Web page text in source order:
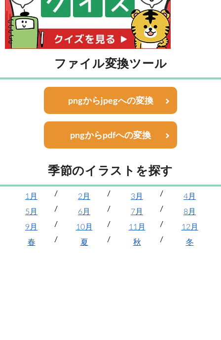
ファイル変換ツール
pngからjpegへの変換
pngからpdfへの変換
季節のイラストを探す
1月 2月 3月
4月
5月
6月 7月
8月
9月
10月 11月
12月
春
夏 秋 冬